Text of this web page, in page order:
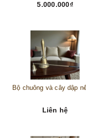
5.000.000₫
Liên hệ